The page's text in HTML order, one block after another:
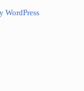
WordPress